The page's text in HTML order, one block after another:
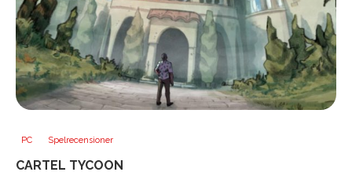
PC Spelrecensioner
CARTEL TYCOON